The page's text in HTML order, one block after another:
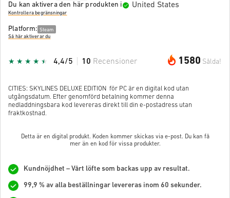
Du kan aktivera den här produkten i United States
Kontrollera begränsningar
Platform: Steam
Så här aktiverar du
1580 Sålda!
4,4/5 10 Recensioner
CITIES: SKYLINES DELUXE EDITION för PC är en digital kod utan
utgångsdatum. Efter genomförd betalning kommer denna
nedladdningsbara kod levereras direkt till din e-postadress utan
fraktkostnad.
Detta är en digital produkt. Koden kommer skickas via e-post. Du kan få
mer än en kod för vissa produkter.
Kundnöjdhet – Vårt löfte som backas upp av resultat.
99,9 % av alla beställningar levereras inom 60 sekunder.